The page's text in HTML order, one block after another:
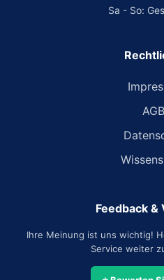
Sa - So:
Feedback &
Ihre Meinung ist uns wichtig!
Service weiter